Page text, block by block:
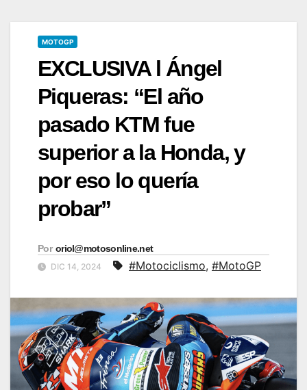
MOTOGP
EXCLUSIVA l Ángel
Piqueras: “El año
pasado KTM fue
superior a la Honda, y
por eso lo quería
probar”
Por oriol@motosonline.net
DIC 14, 2024 #Motociclismo, #MotoGP